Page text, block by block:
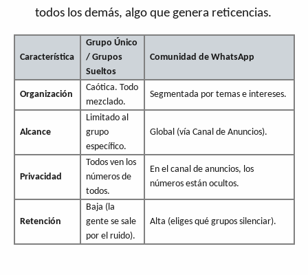
todos los demás, algo que genera reticencias.
Característica
Grupo Único
/ Grupos
Sueltos
Comunidad de WhatsApp
Organización
Caótica. Todo
mezclado.
Segmentada por temas e intereses.
Alcance
Limitado al
grupo
específico.
Global (vía Canal de Anuncios).
Privacidad
Todos ven los
números de
todos.
En el canal de anuncios, los
números están ocultos.
Retención
Baja (la
gente se sale
por el ruido).
Alta (eliges qué grupos silenciar).